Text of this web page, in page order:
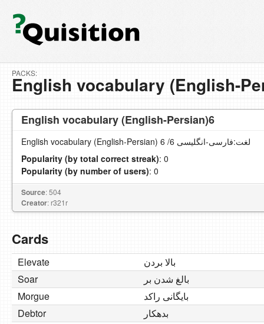
PACKS:
English vocabulary (English-
English vocabulary (English-Persian)6
English vocabulary (English-Persian) لغت:فارسی-انگلیسی 6/ 6
Popularity (by total correct streak): 0
Popularity (by number of users): 0
Source: 504
Creator: r321r
Cards
Elevate
بالا بردن
Soar
بالغ شدن بر
Morgue
بایگانی راکد
Debtor
بدهکار